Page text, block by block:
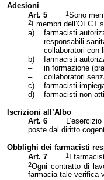
Adesioni
Art. 5
1Sono
2
I membri
a)
farmacisti
–
responsabili
–
collaboratori con
b)
farmacisti
–
in formazione
–
collaboratori
c)
farmacisti
d)
farmacisti non
Iscrizioni all’Albo
Art. 6
poste dal diritto
Obblighi dei farmacisti
Art. 7
1 I
2Ogni contratto di
farmacia tale verifica